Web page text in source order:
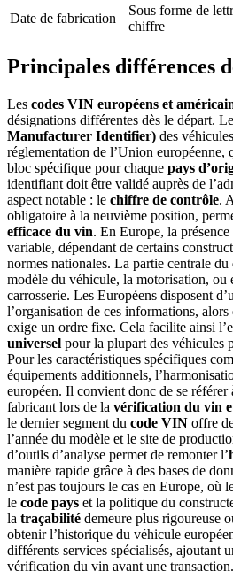
Date de fabrication
Sous forme de
chiffre
Principales différences
Les codes VIN européens et
désignations différentes dès le départ. Le
Manufacturer Identifier) des
réglementation de l’Union européenne,
bloc spécifique pour chaque pays
identifiant doit être validé auprès de
aspect notable : le chiffre de contrôle.
obligatoire à la neuvième position,
efficace du vin. En Europe, la
variable, dépendant de certains
normes nationales. La partie centrale du
modèle du véhicule, la motorisation, ou
carrosserie. Les Européens disposent
l’organisation de ces informations,
exige un ordre fixe. Cela facilite ainsi
universel pour la plupart des véhicules
Pour les caractéristiques spécifiques
équipements additionnels,
européen. Il convient donc de se référer
fabricant lors de la vérification du vin
le dernier segment du code VIN offre
l’année du modèle et le site de
d’outils d’analyse permet de remonter l’
manière rapide grâce à des bases de
n’est pas toujours le cas en Europe, où
le code pays et la politique du
la traçabilité demeure plus rigoureuse
obtenir l’historique du véhicule
différents services spécialisés, ajoutant
vérification du vin avant une transaction.